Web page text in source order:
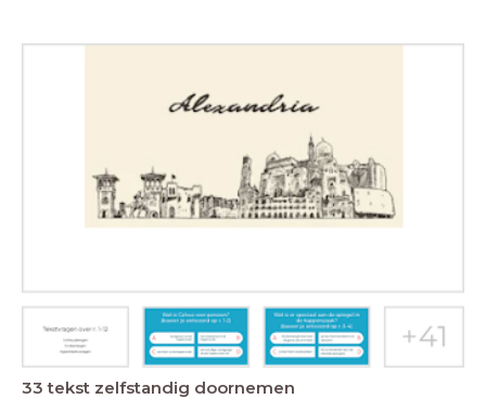
33 tekst zelfstandig doornemen